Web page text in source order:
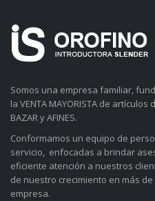
Somos una empresa familiar,
la VENTA MAYORISTA de artículos
BAZAR y AFINES.
Conformamos un equipo de
servicio, enfocadas a brindar
eficiente atención a nuestros
de nuestro crecimiento en más
empresa.